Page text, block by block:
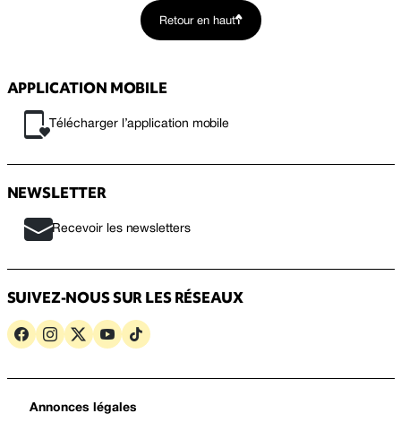
Retour en haut
APPLICATION MOBILE
Télécharger l’application mobile
NEWSLETTER
Recevoir les newsletters
SUIVEZ-NOUS SUR LES RÉSEAUX
Annonces légales